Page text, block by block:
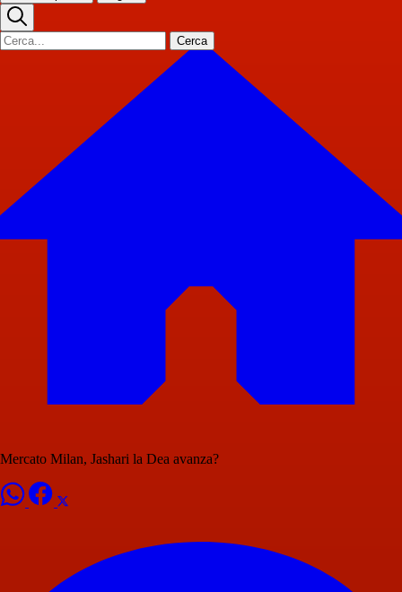
Cerca
Mercato Milan, Jashari la Dea avanza?